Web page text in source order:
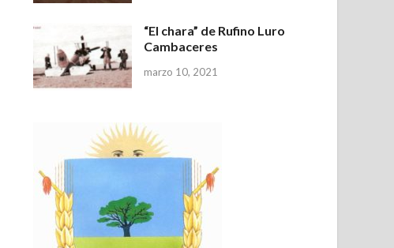
“El chara” de Rufino Luro
Cambaceres
marzo 10, 2021